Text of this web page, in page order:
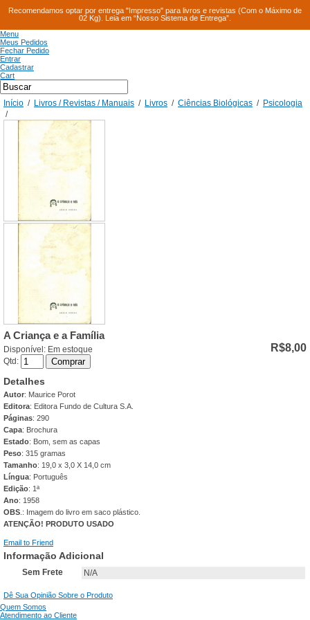
Recomendamos optar por entrega "Impresso" para livros e revistas (Com o Máximo de
02 Kg). Leia em “Nosso Sistema de Entrega”.
Menu
Meus Pedidos
Fechar Pedido
Entrar
Cadastrar
Cart
Início / Livros / Revistas / Manuais / Livros / Ciências Biológicas / Psicologia
/
A Criança e a Família
Disponível: Em estoque R$8,00
Qtd: Comprar
Detalhes
Autor: Maurice Porot
Editora: Editora Fundo de Cultura S.A.
Páginas: 290
Capa: Brochura
Estado: Bom, sem as capas
Peso: 315 gramas
Tamanho: 19,0 x 3,0 X 14,0 cm
Língua: Português
Edição: 1ª
Ano: 1958
OBS .: Imagem do livro em saco plástico.
ATENÇÃO! PRODUTO USADO
Email to Friend
Informação Adicional
Sem Frete N/A
Dê Sua Opinião Sobre o Produto
Quem Somos
Atendimento ao Cliente